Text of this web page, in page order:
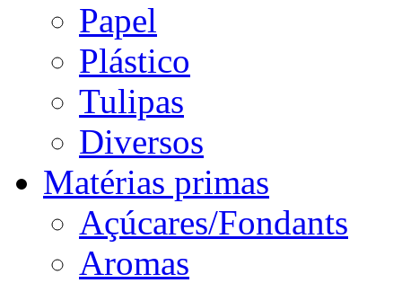
Papel
Plástico
Tulipas
Diversos
Matérias primas
Açúcares/Fondants
Aromas